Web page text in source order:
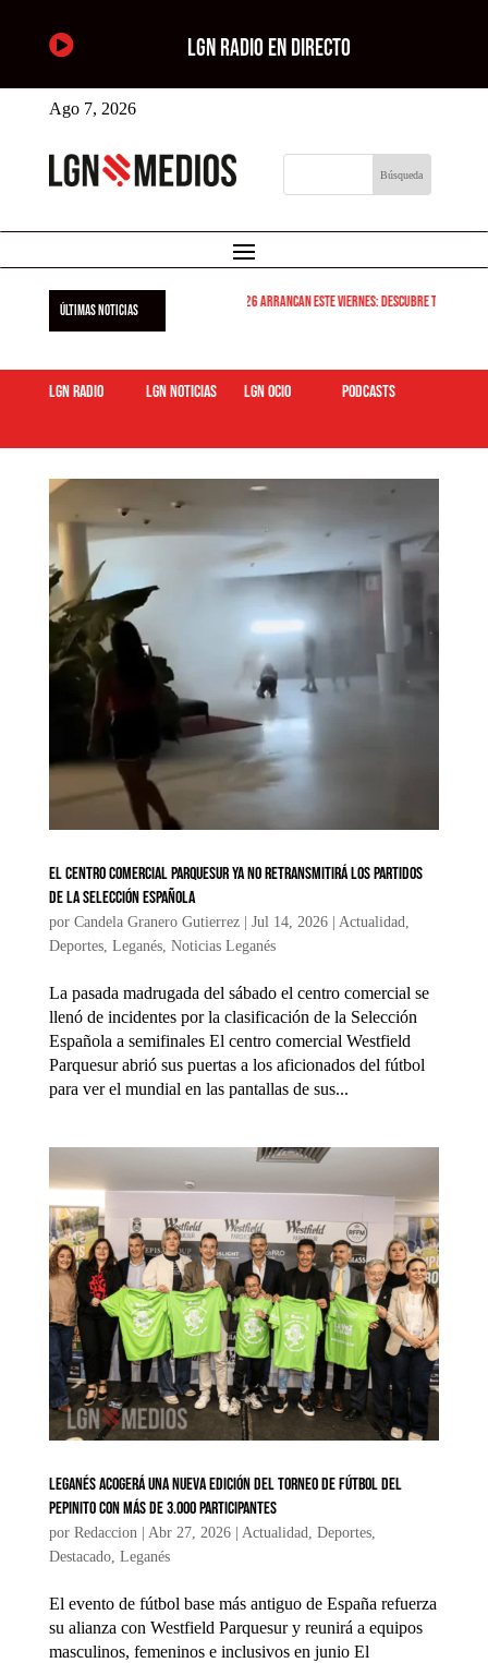
 LGN RADIO EN DIRECTO
Ago 7, 2026
ÚLTIMAS NOTICIAS
Las Fiestas de Butarque 2026 arrancan este viernes: descubre todos los
LGN Radio LGN Noticias LGN ocio podcasts
El centro comercial Parquesur ya no retransmitirá los partidos
de la selección española
por Candela Granero Gutierrez| Jul 14, 2026| Actualidad,
Deportes, Leganés, Noticias Leganés
La pasada madrugada del sábado el centro comercial se
llenó de incidentes por la clasificación de la Selección
Española a semifinales El centro comercial Westfield
Parquesur abrió sus puertas a los aficionados del fútbol
para ver el mundial en las pantallas de sus...
Leganés acogerá una nueva edición del Torneo de Fútbol del
Pepinito con más de 3.000 participantes
por Redaccion| Abr 27, 2026| Actualidad, Deportes,
Destacado, Leganés
El evento de fútbol base más antiguo de España refuerza
su alianza con Westfield Parquesur y reunirá a equipos
masculinos, femeninos e inclusivos en junio El